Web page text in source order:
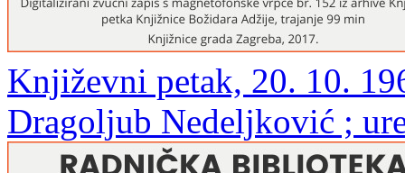
Književni petak, 20. 10.
Dragoljub Nedeljković ;